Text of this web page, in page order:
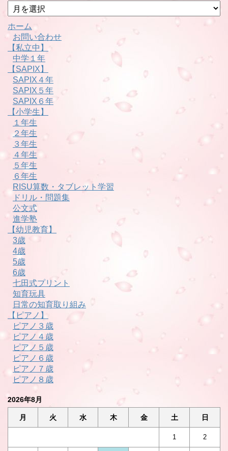
月
別
ホーム
お問い合わせ
【私立中】
中学１年
【SAPIX】
SAPIX４年
SAPIX５年
SAPIX６年
【小学生】
１年生
２年生
３年生
４年生
５年生
６年生
RISU算数・タブレット学習
ドリル・問題集
公文式
進学塾
【幼児教育】
3歳
4歳
5歳
6歳
七田式プリント
知育玩具
日常の知育取り組み
【ピアノ】
ピアノ３歳
ピアノ４歳
ピアノ５歳
ピアノ６歳
ピアノ７歳
ピアノ８歳
2026年8月
月 火 水 木 金 土 日
1 2